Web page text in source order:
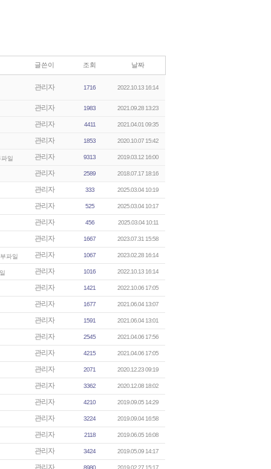
글쓴이 조회 날짜
관리자 1716 2022.10.13 16:14
관리자 1983 2021.09.28 13:23
관리자 4411 2021.04.01 09:35
관리자 1853 2020.10.07 15:42
관리자 9313 2019.03.12 16:00
관리자 2589 2018.07.17 18:16
관리자 333 2025.03.04 10:19
관리자 525 2025.03.04 10:17
관리자 456 2025.03.04 10:11
관리자 1667 2023.07.31 15:58
관리자 1067 2023.02.28 16:14
관리자 1016 2022.10.13 16:14
관리자 1421 2022.10.06 17:05
관리자 1677 2021.06.04 13:07
관리자 1591 2021.06.04 13:01
관리자 2545 2021.04.06 17:56
관리자 4215 2021.04.06 17:05
관리자 2071 2020.12.23 09:19
관리자 3362 2020.12.08 18:02
관리자 4210 2019.09.05 14:29
관리자 3224 2019.09.04 16:58
관리자 2118 2019.06.05 16:08
관리자 3424 2019.05.09 14:17
관리자 8980 2019.02.27 15:17